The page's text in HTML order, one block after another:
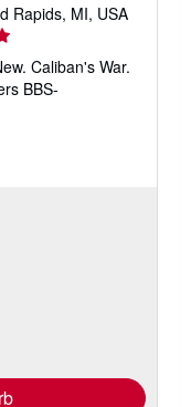
Rapids, MI, USA
Caliban's War.
BBS-